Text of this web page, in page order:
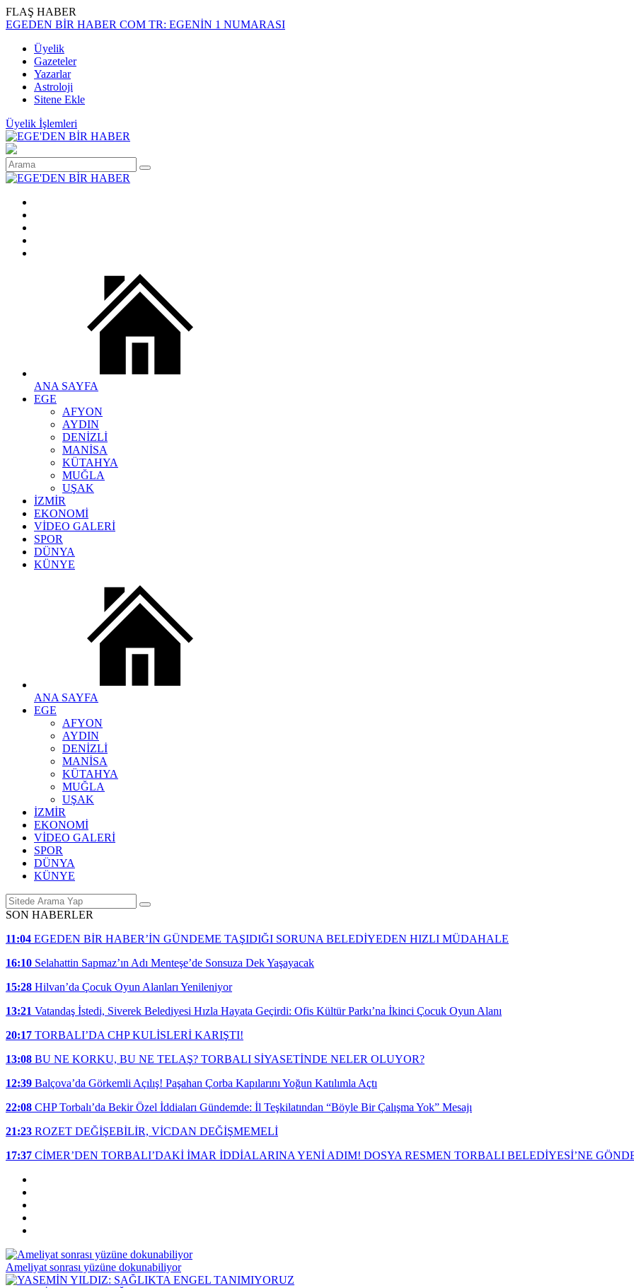
FLAŞ HABER
EGEDEN BİR HABER COM TR: EGENİN 1 NUMARASI
Üyelik
Gazeteler
Yazarlar
Astroloji
Sitene Ekle
Üyelik İşlemleri
ANA SAYFA
EGE
AFYON
AYDIN
DENİZLİ
MANİSA
KÜTAHYA
MUĞLA
UŞAK
İZMİR
EKONOMİ
VİDEO GALERİ
SPOR
DÜNYA
KÜNYE
ANA SAYFA
EGE
AFYON
AYDIN
DENİZLİ
MANİSA
KÜTAHYA
MUĞLA
UŞAK
İZMİR
EKONOMİ
VİDEO GALERİ
SPOR
DÜNYA
KÜNYE
SON HABERLER
11:04 EGEDEN BİR HABER’İN GÜNDEME TAŞIDIĞI SORUNA BELEDİYEDEN HIZLI MÜDAHALE
16:10 Selahattin Sapmaz’ın Adı Menteşe’de Sonsuza Dek Yaşayacak
15:28 Hilvan’da Çocuk Oyun Alanları Yenileniyor
13:21 Vatandaş İstedi, Siverek Belediyesi Hızla Hayata Geçirdi: Ofis Kültür Parkı’na İkinci Çocuk Oyun Alanı
20:17 TORBALI’DA CHP KULİSLERİ KARIŞTI!
13:08 BU NE KORKU, BU NE TELAŞ? TORBALI SİYASETİNDE NELER OLUYOR?
12:39 Balçova’da Görkemli Açılış! Paşahan Çorba Kapılarını Yoğun Katılımla Açtı
22:08 CHP Torbalı’da Bekir Özel İddiaları Gündemde: İl Teşkilatından “Böyle Bir Çalışma Yok” Mesajı
21:23 ROZET DEĞİŞEBİLİR, VİCDAN DEĞİŞMEMELİ
17:37 CİMER’DEN TORBALI’DAKİ İMAR İDDİALARINA YENİ ADIM! DOSYA RESMEN TORBALI BELEDİYESİ’NE
Ameliyat sonrası yüzüne dokunabiliyor